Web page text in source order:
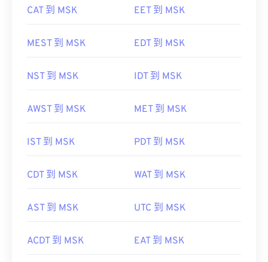
CAT 到 MSK EET 到 MSK
MEST 到 MSK EDT 到 MSK
NST 到 MSK IDT 到 MSK
AWST 到 MSK MET 到 MSK
IST 到 MSK PDT 到 MSK
CDT 到 MSK WAT 到 MSK
AST 到 MSK UTC 到 MSK
ACDT 到 MSK EAT 到 MSK